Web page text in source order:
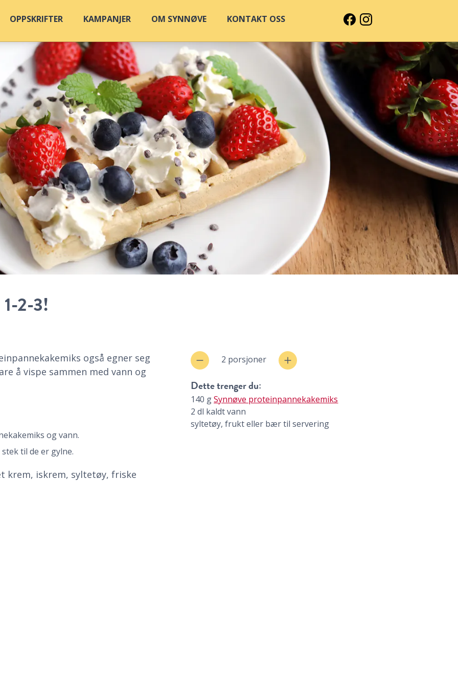
OPPSKRIFTER KAMPANJER OM SYNNØVE KONTAKT OSS
2-3!
også egner seg
å vispe sammen med vann og
og vann.
til de er gylne.
krem, iskrem, syltetøy, friske
2 porsjoner
Dette trenger du:
140 gSynnøve proteinpannekakemiks
2 dl kaldt vann
syltetøy, frukt eller bær til servering